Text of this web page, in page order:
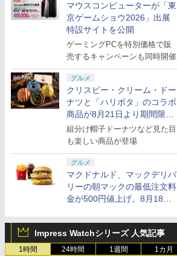
マウスコンピューターが「東
京ゲームショウ2026」出展
特設サイトを公開
ゲーミングPCを特別価格で販
売するキャンペーンも同時開催
グルメ
クリスピー・クリーム・ドー
ナツと「ハリポタ」のコラボ
商品が8月21日より期間限定
で発売
組分け帽子ドーナツなど見た目
も楽しい商品が登場
グルメ
マクドナルド、マックデリバ
リーの朝マックの最低注文料
金が500円値上げ。8月18日
Impress Watchシリーズ 人気記事
1時間 24時間 1週間 1カ月
8
8
8
7 8
7 8